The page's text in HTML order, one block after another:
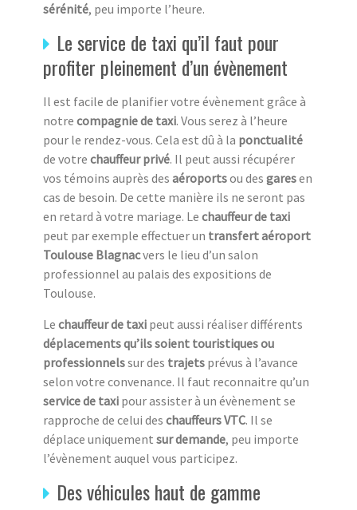
sérénité, peu importe l’heure.
Le service de taxi qu’il faut pour
profiter pleinement d’un évènement
Il est facile de planifier votre évènement grâce à
notre compagnie de taxi. Vous serez à l’heure
pour le rendez-vous. Cela est dû à la ponctualité
de votre chauffeur privé. Il peut aussi récupérer
vos témoins auprès des aéroportsou des garesen
cas de besoin. De cette manière ils ne seront pas
en retard à votre mariage. Le chauffeur de taxi
peut par exemple effectuer un transfert aéroport
Toulouse Blagnacvers le lieu d’un salon
professionnel au palais des expositions de
Toulouse.
Le chauffeur de taxi peut aussi réaliser différents
déplacements qu’ils soient touristiques ou
professionnelssur des trajets prévus à l’avance
selon votre convenance. Il faut reconnaitre qu’un
service de taxi pour assister à un évènement se
rapproche de celui des chauffeurs VTC. Il se
déplace uniquement sur demande, peu importe
l’évènement auquel vous participez.
Des véhicules haut de gamme